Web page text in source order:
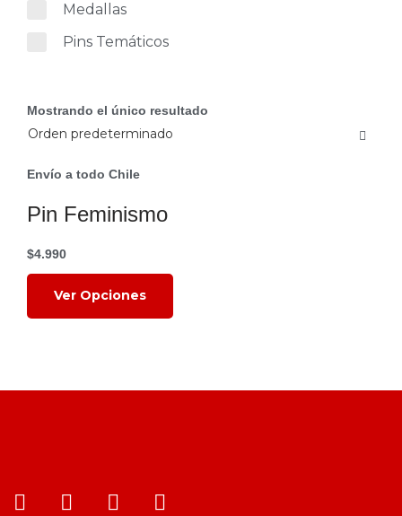
Medallas
Pins Temáticos
Mostrando el único resultado
Envío a todo Chile
Pin Feminismo
$4.990
Ver Opciones
¿Qué estás